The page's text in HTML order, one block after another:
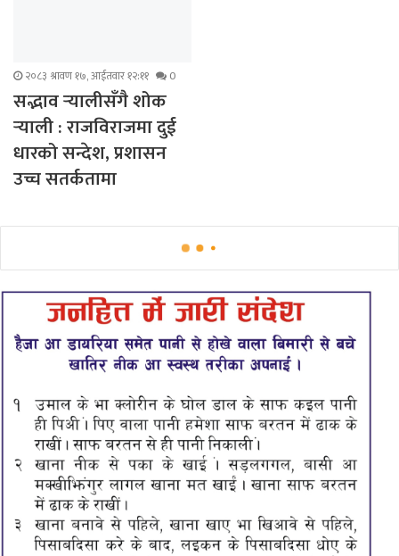
२०८३ श्रावण १७, आईतवार १२:११ 0
सद्भाव र्‍यालीसँगै शोक
र्‍याली : राजविराजमा दुई
धारको सन्देश, प्रशासन
उच्च सतर्कतामा